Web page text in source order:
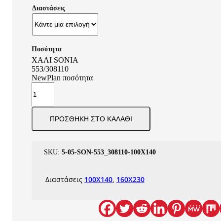
Διαστάσεις
ΧΑΛΙ SONIA
553/308110
NewPlan ποσότητα
ΠΡΟΣΘΉΚΗ ΣΤΟ ΚΑΛΆΘΙ
SKU: 5-05-SΟΝ-553_308110-100X140
Διαστάσεις 100X140, 160X230